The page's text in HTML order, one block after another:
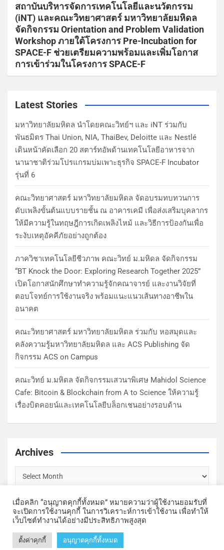
สถาบันบริหารจัดการเทคโนโลยีและนวัตกรรม
(iNT) และคณะวิทยาศาสตร์ มหาวิทยาลัยมหิดล
จัดกิจกรรม Orientation and Problem Validation
Workshop ภายใต้โครงการ Pre-Incubation for
SPACE-F ช่วยเตรียมความพร้อมและเพิ่มโอกาส
การเข้าร่วมในโครงการ SPACE-F
Latest Stories
มหาวิทยาลัยมหิดล นำโดยคณะวิทย์ฯ และ iNT ร่วมกับ
พันธมิตร Thai Union, NIA, ThaiBev, Deloitte และ Nestlé
เดินหน้าคัดเลือก 20 สตาร์ทอัพด้านเทคโนโลยีอาหารจาก
นานาชาติร่วมโปรแกรมบ่มเพาะธุรกิจ SPACE-F Incubator
รุ่นที่ 6
คณะวิทยาศาสตร์ มหาวิทยาลัยมหิดล จัดอบรมทบทวนการ
ดับเพลิงขั้นต้นแบบรายชั้น ณ อาคารเคมี เพื่อส่งเสริมบุคลากร
ให้มีความรู้ในทฤษฎีการเกิดเพลิงไหม้ และวิธีการป้องกันเพื่อ
ระงับเหตุอัคคีภัยอย่างถูกต้อง
ภาควิชาเทคโนโลยีชีวภาพ คณะวิทย์ ม.มหิดล จัดกิจกรรม
“BT Knock the Door: Exploring Research Together 2025”
เปิดโอกาสนักศึกษาทำความรู้จักคณาจารย์ และงานวิจัยที่
ตอบโจทย์การใช้งานจริง พร้อมแนะแนวเส้นทางอาชีพใน
อนาคต
คณะวิทยาศาสตร์ มหาวิทยาลัยมหิดล ร่วมกับ หอสมุดและ
คลังความรู้มหาวิทยาลัยมหิดล และ ACS Publishing จัด
กิจกรรม ACS on Campus
คณะวิทย์ ม.มหิดล จัดกิจกรรมเสวนาพิเศษ Mahidol Science
Cafe: Bitcoin & Blockchain from A to Science ให้ความรู้
เรื่องบิตคอยน์และเทคโนโลยีบล็อกเชนอย่างรอบด้าน
Archives
Copyright © Faculty of Science, Mahidol University | Theme by
เมื่อคลิก “อนุญาตคุกกี้ทั้งหมด” หมายความว่าผู้ใช้งานยอมรับที่
จะเปิดการใช้งานคุกกี้ ในการวิเคราะห์การเข้าใช้งาน เพื่อทำให้
เว็บไซต์ทำงานได้อย่างมีประสิทธิภาพสูงสุด
ตั้งค่าคุกกี้ อนุญาตคุกกี้ทั้งหมด